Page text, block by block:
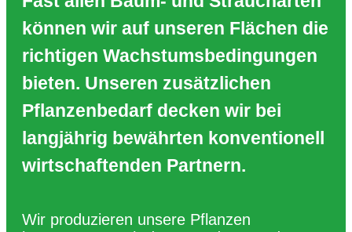
können wir auf unseren Flächen die
richtigen Wachstumsbedingungen
bieten. Unseren zusätzlichen
Pflanzenbedarf decken wir bei
langjährig bewährten konventionell
wirtschaftenden Partnern.
Wir produzieren unsere Pflanzen